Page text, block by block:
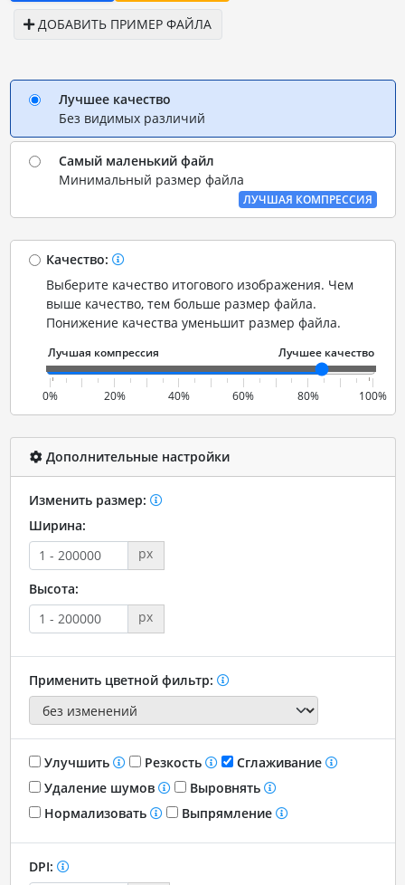
ДОБАВИТЬ ПРИМЕР ФАЙЛА
Лучшее качество
Без видимых различий
Самый маленький файл
Минимальный размер файла
ЛУЧШАЯ КОМПРЕССИЯ
Качество:
Выберите качество итогового изображения. Чем
выше качество, тем больше размер файла.
Понижение качества уменьшит размер файла.
0% 20% 40% 60% 80% 100%
Дополнительные настройки
Изменить размер:
Ширина:
px
Высота:
px
Применить цветной фильтр:
Улучшить Резкость
Сглаживание
Удаление шумов
Выровнять
Нормализовать
Выпрямление
DPI: